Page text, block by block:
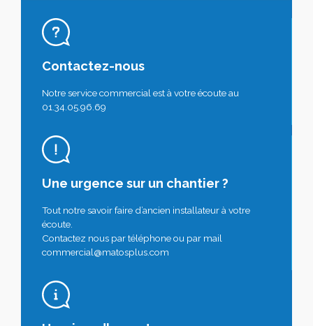
Contactez-nous
Notre service commercial est à votre écoute au
01.34.05.96.69
Une urgence sur un chantier ?
Tout notre savoir faire d’ancien installateur à votre
écoute.
Contactez nous par téléphone ou par mail
commercial@matosplus.com